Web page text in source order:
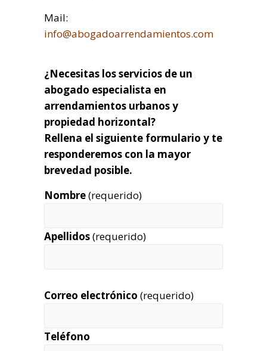
Mail:
info@abogadoarrendamientos.com
¿Necesitas los servicios de un
abogado especialista en
arrendamientos urbanos y
propiedad horizontal?
Rellena el siguiente formulario y te
responderemos con la mayor
brevedad posible.
Nombre(requerido)
Apellidos(requerido)
Correo electrónico (requerido)
Teléfono